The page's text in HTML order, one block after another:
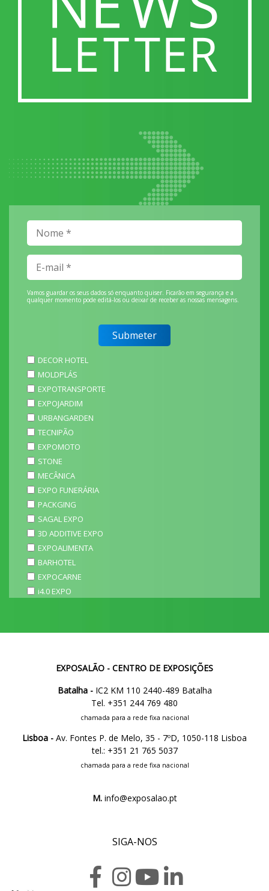
Vamos guardar os seus dados só enquanto quiser. Ficarão em segurança e a
qualquer momento pode editá-los ou deixar de receber as nossas mensagens.
DECOR HOTEL
MOLDPLÁS
EXPOTRANSPORTE
EXPOJARDIM
URBANGARDEN
TECNIPÃO
EXPOMOTO
STONE
MECÂNICA
EXPO FUNERÁRIA
PACKGING
SAGAL EXPO
3D ADDITIVE EXPO
EXPOALIMENTA
BARHOTEL
EXPOCARNE
i4.0 EXPO
EXPOSALÃO - CENTRO DE EXPOSIÇÕES
Batalha -IC2 KM 110 2440-489 Batalha
Tel. +351 244 769 480
chamada para a rede fixa nacional
Lisboa - Av. Fontes P. de Melo, 35 - 7ºD, 1050-118 Lisboa
tel.: +351 21 765 5037
chamada para a rede fixa nacional
M.info@exposalao.pt
SIGA-NOS